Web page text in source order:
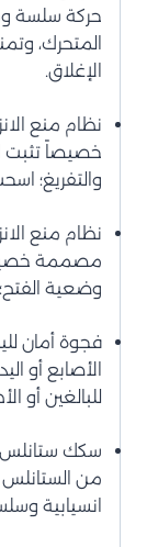
حركة سلسة
المتحرك،
الإغلاق.
نظام منع
خصيصاً تثبت
والتفريغ؛
نظام منع
مصممة
وضعية
فجوة أمان
الأصابع أو
للبالغين أو
سكك ستانلس
من الستانلس
انسيابية